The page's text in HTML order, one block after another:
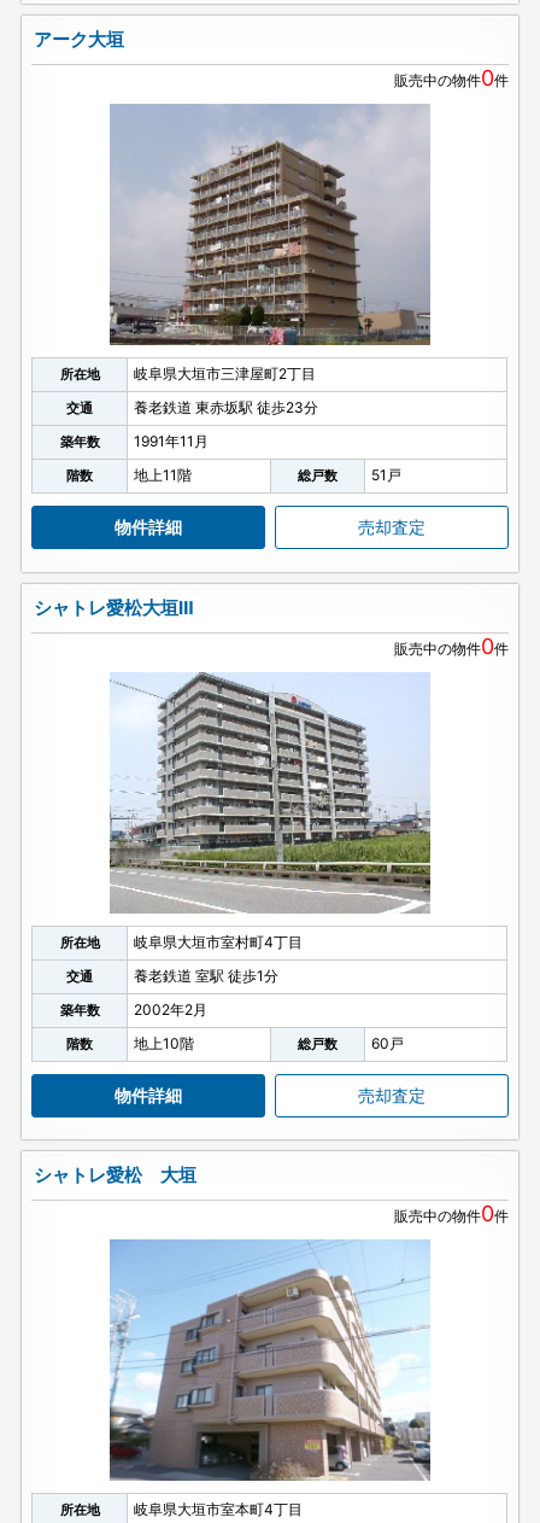
アーク大垣
販売中の物件0件
所在地 岐阜県大垣市三津屋町2丁目
交通 養老鉄道 東赤坂駅 徒歩23分
築年数 1991年11月
階数 地上11階 総戸数 51戸
物件詳細 売却査定
シャトレ愛松大垣Ⅲ
販売中の物件0件
所在地 岐阜県大垣市室村町4丁目
交通 養老鉄道 室駅 徒歩1分
築年数 2002年2月
階数 地上10階 総戸数 60戸
物件詳細 売却査定
シャトレ愛松 大垣
販売中の物件0件
所在地 岐阜県大垣市室本町4丁目